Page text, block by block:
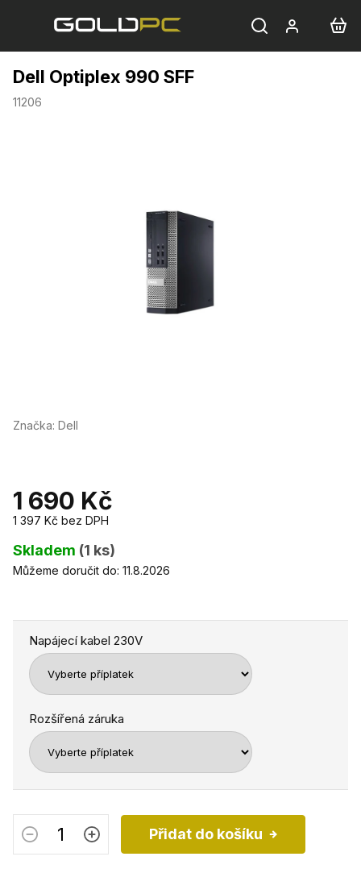
Dell Optiplex 990 SFF
11206
Značka: Dell
1 690 Kč
1 397 Kč bez DPH
Měrná
cena:
Skladem (1 ks)
Napájecí kabel 230V
Rozšířená záruka
Můžeme doručit do: 11.8.2026
Přidat do košíku